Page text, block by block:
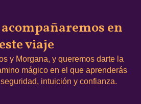
en
este viaje
y Morgana, y queremos darte la
mágico en el que aprenderás
intuición y confianza.